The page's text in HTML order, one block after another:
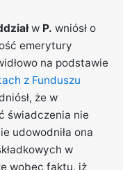
w P. wniósł o
emerytury
na podstawie
z Funduszu
że w
świadczenia nie
udowodniła ona
w
wobec faktu, iż